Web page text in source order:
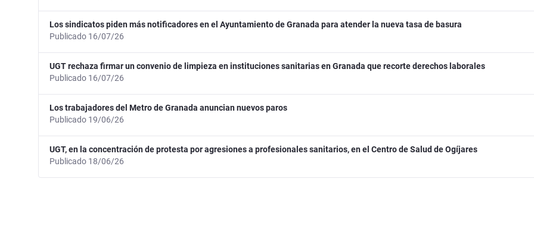
Los sindicatos piden más notificadores en el Ayuntamiento de Granada para atender la nueva tasa de basura
Publicado 16/07/26
UGT rechaza firmar un convenio de limpieza en instituciones sanitarias en Granada que recorte derechos laborales
Publicado 16/07/26
Los trabajadores del Metro de Granada anuncian nuevos paros
Publicado 19/06/26
UGT, en la concentración de protesta por agresiones a profesionales sanitarios, en el Centro de Salud de Ogíjares
Publicado 18/06/26